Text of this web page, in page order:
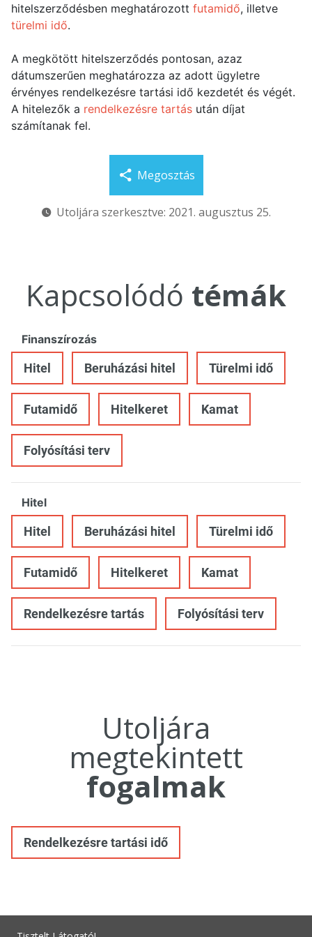
hitelszerződésben meghatározott futamidő, illetve
türelmi idő.
A megkötött hitelszerződés pontosan, azaz
dátumszerűen meghatározza az adott ügyletre
érvényes rendelkezésre tartási idő kezdetét és végét.
A hitelezők a rendelkezésre tartás után díjat
számítanak fel.
Megosztás
Utoljára szerkesztve: 2021. augusztus 25.
Kapcsolódó témák
Finanszírozás
Hitel Beruházási hitel Türelmi idő
Futamidő Hitelkeret Kamat
Folyósítási terv
Hitel
Hitel Beruházási hitel Türelmi idő
Futamidő Hitelkeret Kamat
Rendelkezésre tartás Folyósítási terv
Utoljára
megtekintett
fogalmak
Rendelkezésre tartási idő